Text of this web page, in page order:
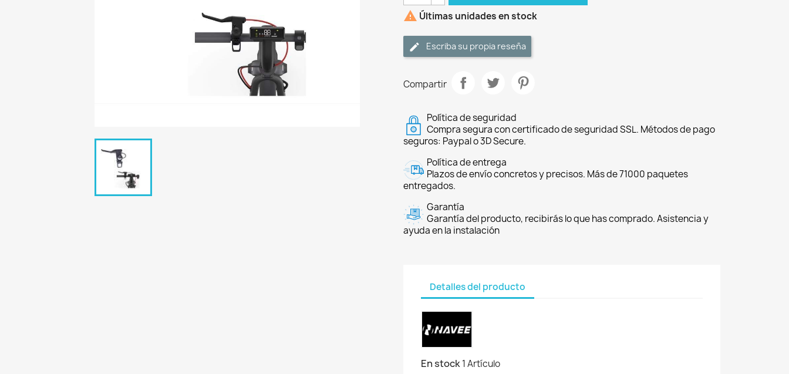
 Últimas unidades en stock
Escriba su propia reseña
Compartir
Política de seguridad
Compra segura con certificado de seguridad SSL. Métodos de pago
seguros: Paypal o 3D Secure.
Política de entrega
Plazos de envío concretos y precisos. Más de 71000 paquetes
entregados.
Garantía
Garantía del producto, recibirás lo que has comprado. Asistencia y
ayuda en la instalación
Detalles del producto
En stock1 Artículo